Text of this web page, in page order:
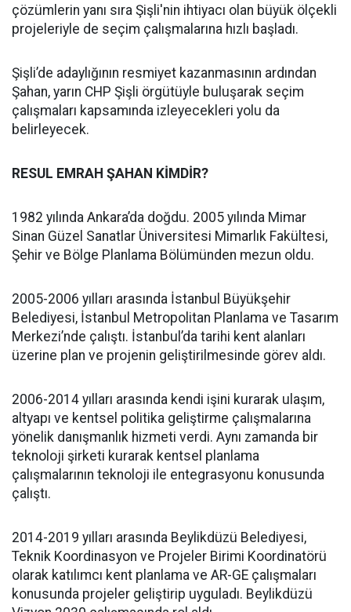
çözümlerin yanı sıra Şişli'nin ihtiyacı olan büyük ölçekli
projeleriyle de seçim çalışmalarına hızlı başladı.
Şişli’de adaylığının resmiyet kazanmasının ardından
Şahan, yarın CHP Şişli örgütüyle buluşarak seçim
çalışmaları kapsamında izleyecekleri yolu da
belirleyecek.
RESUL EMRAH ŞAHAN KİMDİR?
1982 yılında Ankara’da doğdu. 2005 yılında Mimar
Sinan Güzel Sanatlar Üniversitesi Mimarlık Fakültesi,
Şehir ve Bölge Planlama Bölümünden mezun oldu.
2005-2006 yılları arasında İstanbul Büyükşehir
Belediyesi, İstanbul Metropolitan Planlama ve Tasarım
Merkezi’nde çalıştı. İstanbul’da tarihi kent alanları
üzerine plan ve projenin geliştirilmesinde görev aldı.
2006-2014 yılları arasında kendi işini kurarak ulaşım,
altyapı ve kentsel politika geliştirme çalışmalarına
yönelik danışmanlık hizmeti verdi. Aynı zamanda bir
teknoloji şirketi kurarak kentsel planlama
çalışmalarının teknoloji ile entegrasyonu konusunda
çalıştı.
2014-2019 yılları arasında Beylikdüzü Belediyesi,
Teknik Koordinasyon ve Projeler Birimi Koordinatörü
olarak katılımcı kent planlama ve AR-GE çalışmaları
konusunda projeler geliştirip uyguladı. Beylikdüzü